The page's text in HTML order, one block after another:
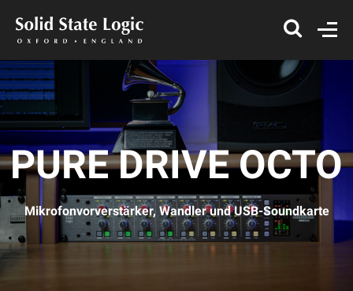
PURE DRIVE OCTO
Mikrofonvorverstärker, Wandler und USB-Soundkarte